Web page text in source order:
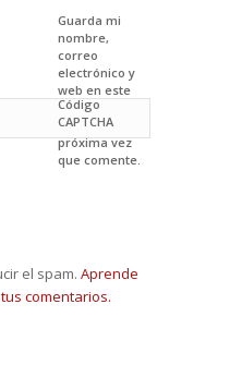
Guarda mi
nombre,
correo
electrónico y
web en este
navegador
para la
próxima vez
que comente.
Código
CAPTCHA
el spam. Aprende
comentarios.